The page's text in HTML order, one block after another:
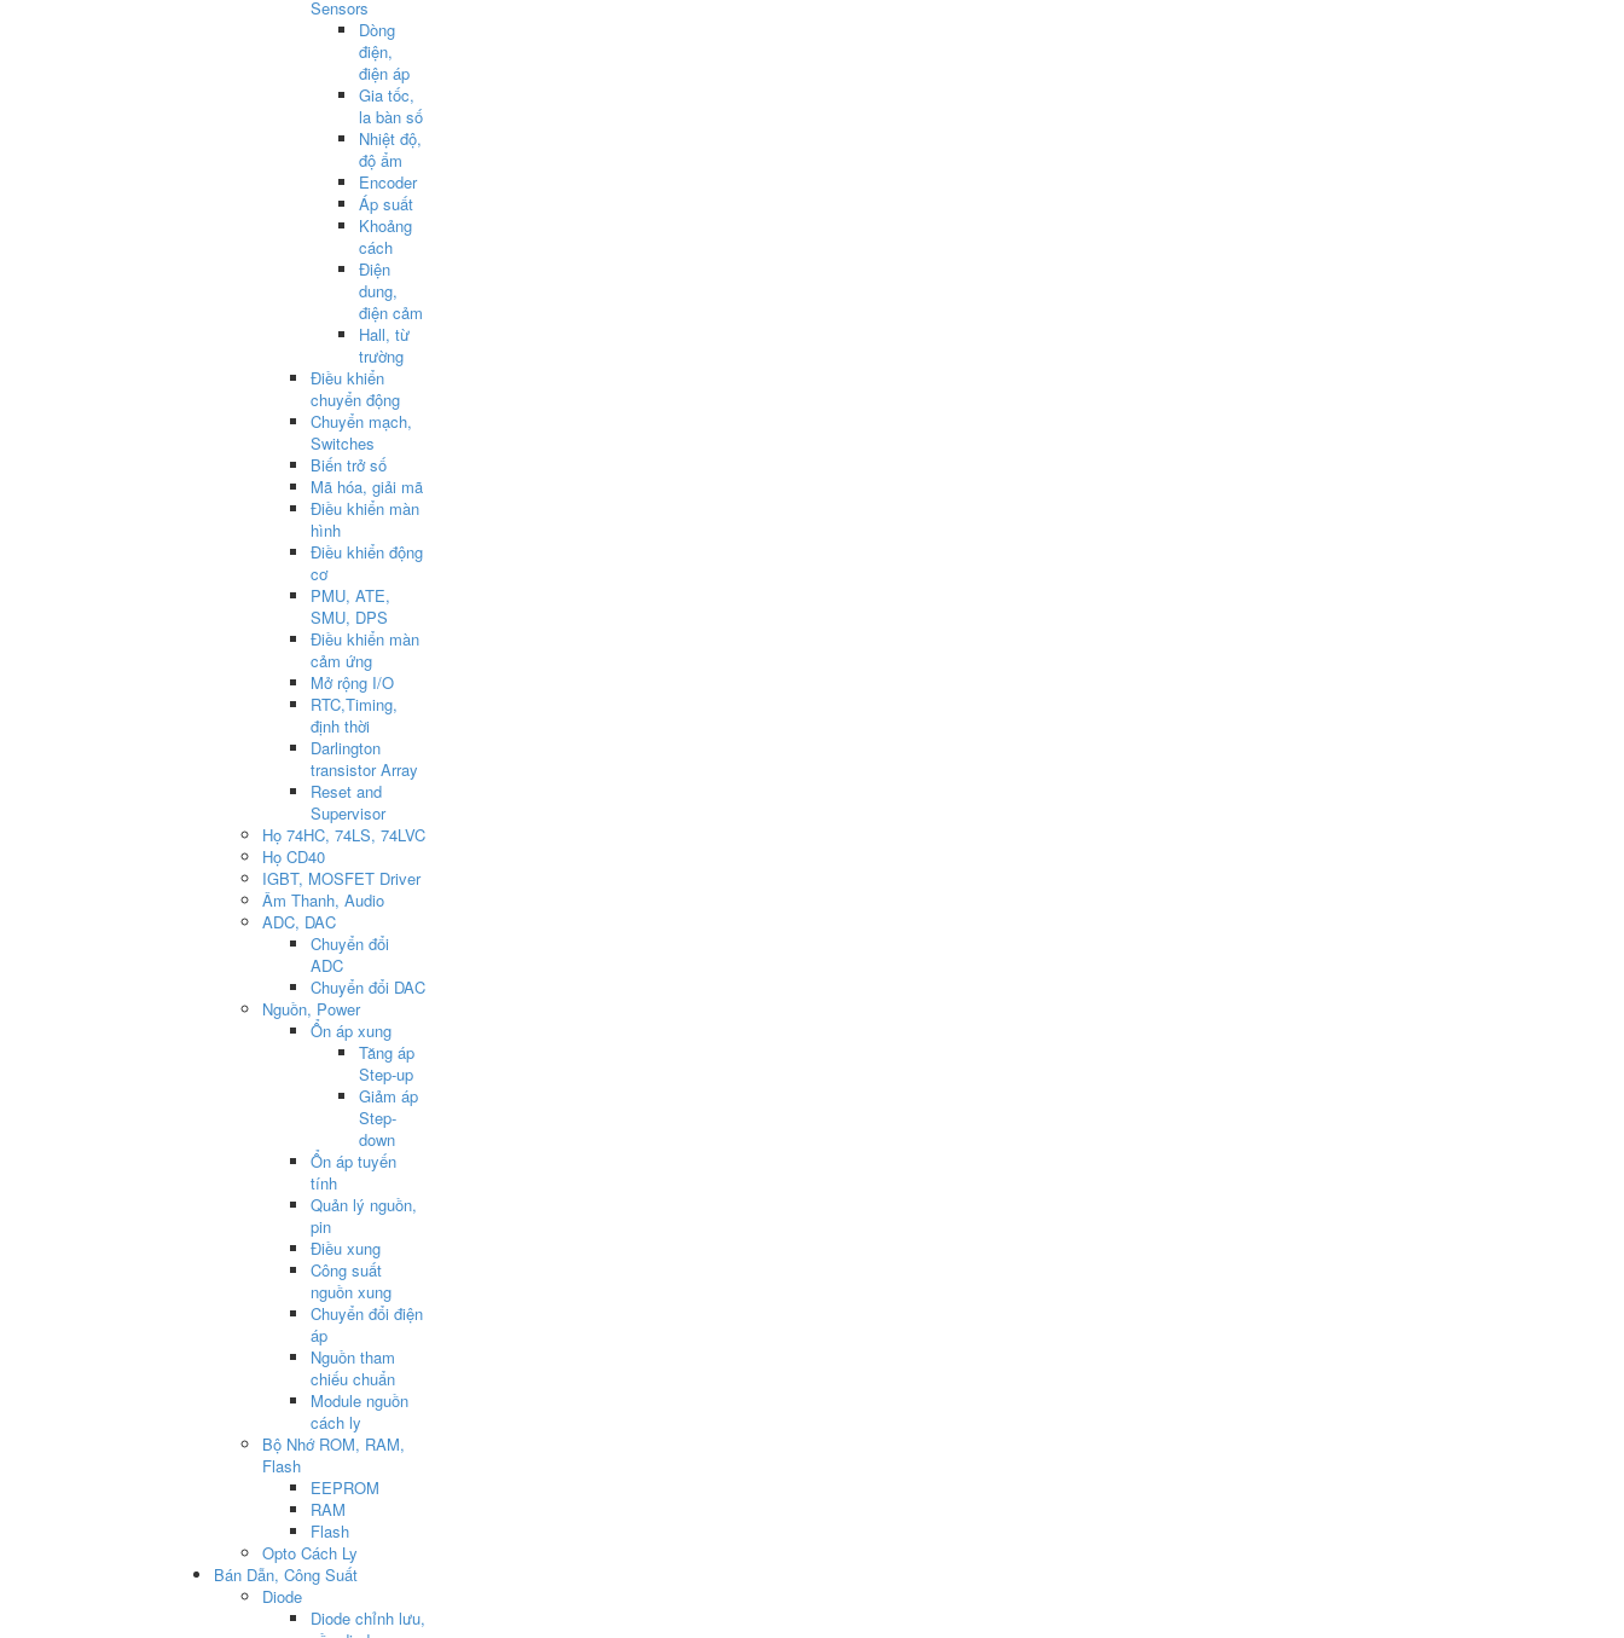
Sensors
Dòng
điện,
điện áp
Gia tốc,
la bàn số
Nhiệt độ,
độ ẩm
Encoder
Áp suất
Khoảng
cách
Điện
dung,
điện cảm
Hall, từ
trường
Điều khiển
chuyển động
Chuyển mạch,
Switches
Biến trở số
Mã hóa, giải mã
Điều khiển màn
hình
Điều khiển động
cơ
PMU, ATE,
SMU, DPS
Điều khiển màn
cảm ứng
Mở rộng I/O
RTC,Timing,
định thời
Darlington
transistor Array
Reset and
Supervisor
Họ 74HC, 74LS, 74LVC
Họ CD40
IGBT, MOSFET Driver
Âm Thanh, Audio
ADC, DAC
Chuyển đổi
ADC
Chuyển đổi DAC
Nguồn, Power
Ổn áp xung
Tăng áp
Step-up
Giảm áp
Step-
down
Ổn áp tuyến
tính
Quản lý nguồn,
pin
Điều xung
Công suất
nguồn xung
Chuyển đổi điện
áp
Nguồn tham
chiếu chuẩn
Module nguồn
cách ly
Bộ Nhớ ROM, RAM,
Flash
EEPROM
RAM
Flash
Opto Cách Ly
Bán Dẫn, Công Suất
Diode
Diode chỉnh lưu,